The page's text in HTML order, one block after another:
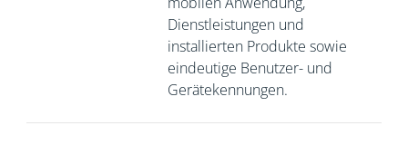
Dienstleistungen und
installierten Produkte sowie
eindeutige Benutzer- und
Gerätekennungen.